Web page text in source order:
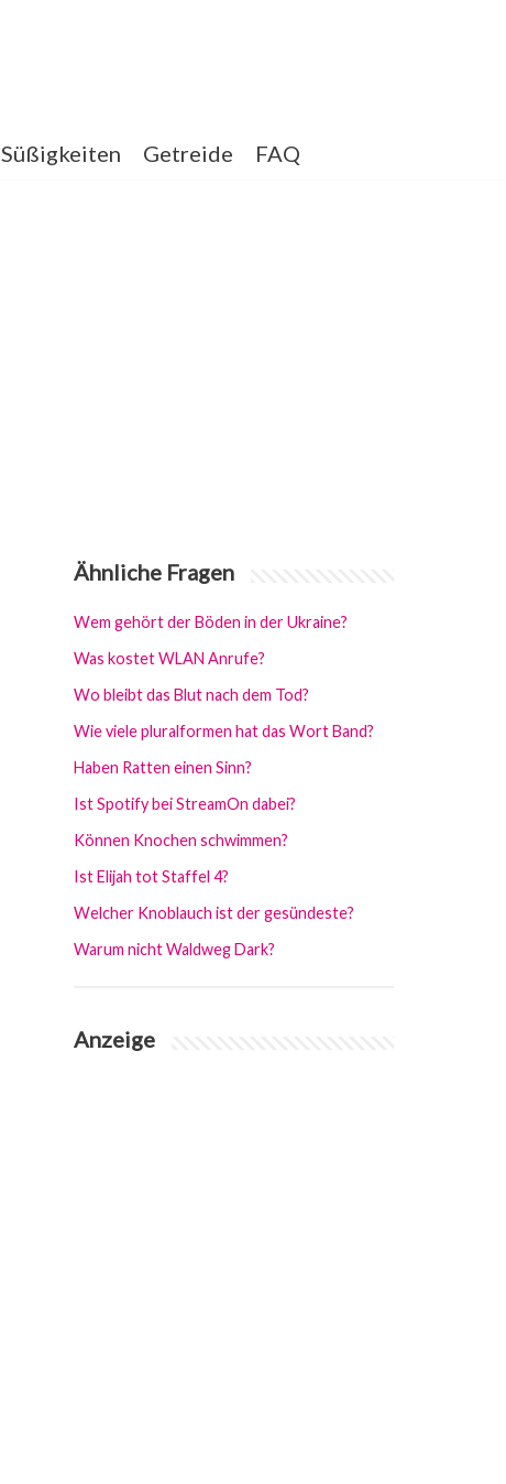
Süßigkeiten Getreide FAQ
Ähnliche Fragen
Wem gehört der Böden in der Ukraine?
Was kostet WLAN Anrufe?
Wo bleibt das Blut nach dem Tod?
Wie viele pluralformen hat das Wort Band?
Haben Ratten einen Sinn?
Ist Spotify bei StreamOn dabei?
Können Knochen schwimmen?
Ist Elijah tot Staffel 4?
Welcher Knoblauch ist der gesündeste?
Warum nicht Waldweg Dark?
Anzeige